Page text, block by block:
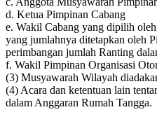
d. Ketua Pimpinan Cabang
e. Wakil Cabang yang dipilih
yang jumlahnya ditetapkan oleh
perimbangan jumlah Ranting
f. Wakil Pimpinan Organisasi
(3) Musyawarah Wilayah
(4) Acara dan ketentuan lain
dalam Anggaran Rumah Tangga.